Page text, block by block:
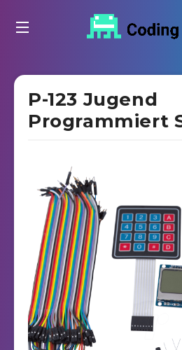
P-123 Jugend
Programmiert